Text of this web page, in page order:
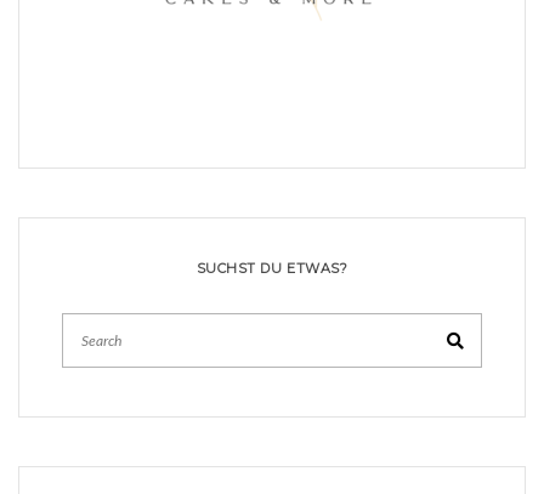
SUCHST DU ETWAS?